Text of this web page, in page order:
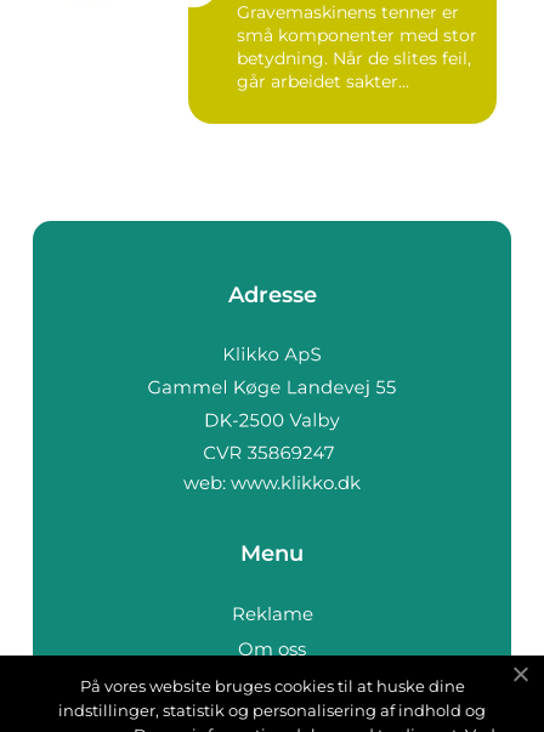
Gravemaskinens tenner er
små komponenter med stor
betydning. Når de slites feil,
går arbeidet sakter...
Adresse
web: www.klikko.dk
Menu
Reklame
Om oss
Cookies
Kontakt Oss
På vores website bruges cookies til at huske dine
indstillinger, statistik og personalisering af indhold og